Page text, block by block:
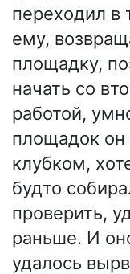
переходил в
ему,
площадку,
начать со
работой,
площадок он
клубком,
будто
проверить,
раньше. И
удалось